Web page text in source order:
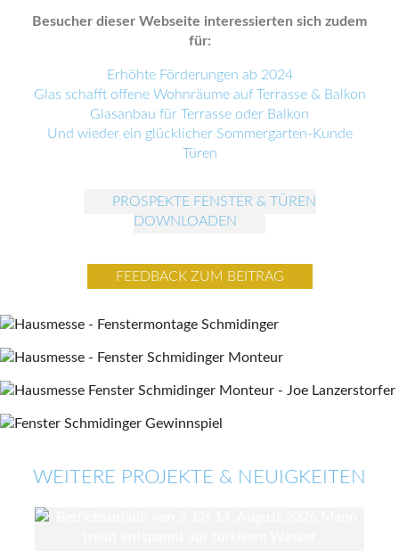
Besucher dieser Webseite interessierten sich zudem
für:
Erhöhte Förderungen ab 2024
Glas schafft offene Wohnräume auf Terrasse & Balkon
Glasanbau für Terrasse oder Balkon
Und wieder ein glücklicher Sommergarten-Kunde
Türen
PROSPEKTE FENSTER & TÜREN
DOWNLOADEN
FEEDBACK ZUM BEITRAG
WEITERE PROJEKTE & NEUIGKEITEN